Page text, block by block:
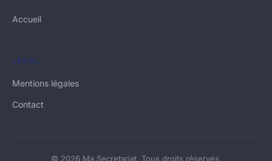
Accueil
LÉGAL
Mentions légales
Contact
© 2026 Ma Secretariat. Tous droits réservés.